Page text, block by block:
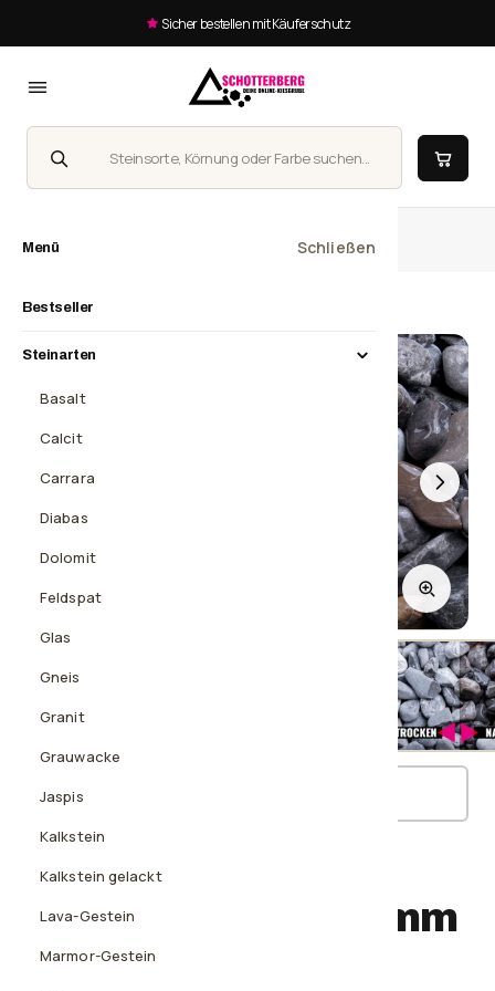
Sicher bestellen mit Käuferschutz
Suche
Menü Schließen
Bestseller
Steinarten
Basalt
Calcit
Carrara
Diabas
Dolomit
Feldspat
Glas
Gneis
Granit
Grauwacke
Jaspis
Kalkstein
Kalkstein gelackt
Lava-Gestein
Marmor-Gestein
Homepage
ZIERKIES
Donaukies, 16-32 mm